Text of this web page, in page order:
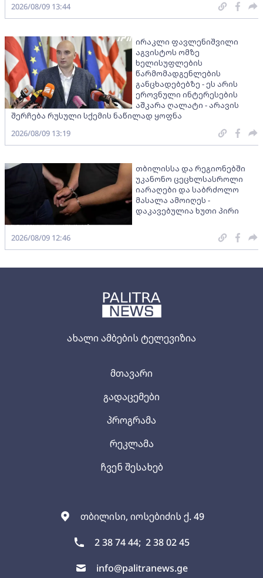
ახალი ამბების ტელევიზია
თბილისი, იოსებიძის ქ. 49
2 38 74 44; 2 38 02 45
info@palitranews.ge
მთავარი
გადაცემები
პროგრამა
რეკლამა
ჩვენ შესახებ
2026/08/09 13:44
ირაკლი ფავლენიშვილი
აგვისტოს ომზე
ხელისუფლების
წარმომადგენლების
განცხადებებზე - ეს არის
ეროვნული ინტერესების
აშკარა ღალატი - არავის
შერჩება რუსული სქემის ნაწილად ყოფნა
2026/08/09 13:19
თბილისსა და რეგიონებში
უკანონო ცეცხლსასროლი
იარაღები და საბრძოლო
მასალა ამოიღეს -
დაკავებულია ხუთი პირი
2026/08/09 12:46